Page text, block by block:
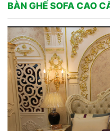
BÀN GHẾ SOFA CAO